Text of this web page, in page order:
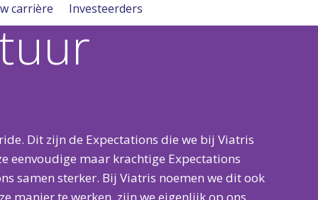
carrière Investeerders
Dit zijn de Expectations die we bij Viatris
eenvoudige maar krachtige Expectations
samen sterker. Bij Viatris noemen we dit ook
manier te werken, zijn we eigenlijk op ons